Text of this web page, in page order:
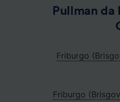
Pullman da
Friburgo
Friburgo